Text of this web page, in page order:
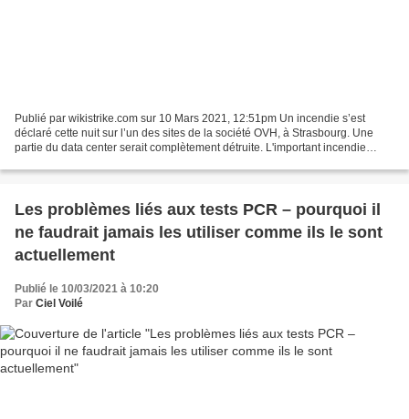
Publié par wikistrike.com sur 10 Mars 2021, 12:51pm Un incendie s’est
déclaré cette nuit sur l’un des sites de la société OVH, à Strasbourg. Une
partie du data center serait complètement détruite. L'important incendie
Les problèmes liés aux tests PCR – pourquoi il
ne faudrait jamais les utiliser comme ils le sont
actuellement
Publié le 10/03/2021 à 10:20
Par Ciel Voilé